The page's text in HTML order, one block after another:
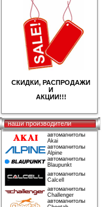
СКИДКИ, РАСПРОДАЖИ
И
АКЦИИ!!!
наши производители
автомагнитолы
Akai
автомагнитолы
Alpine
автомагнитолы
Blaupunkt
автомагнитолы
Calcell
автомагнитолы
Challenger
автомагнитолы